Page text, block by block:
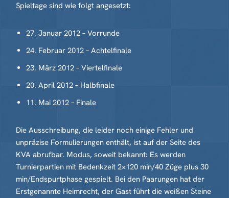
Spieltage sind wie folgt angesetzt:
27. Januar 2012 – Vorrunde
24. Februar 2012 – Achtelfinale
23. März 2012 – Viertelfinale
20. April 2012 – Halbfinale
11. Mai 2012 – Finale
Die Ausschreibung, die leider noch einige Fehler und
unpräzise Formulierungen enthält, ist auf der Seite des
KVA abrufbar. Modus, soweit bekannt: Es werden
Turnierpartien mit Bedenkzeit 2×120 min/40 Züge plus 30
min/Endspurtphase gespielt. Bei den Paarungen hat der
Erstgenannte Heimrecht, der Gast führt die weißen Steine